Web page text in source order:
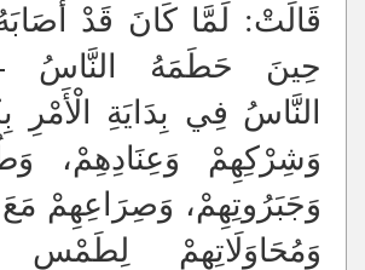
قَالَتْ: لَمَّا كَانَ قَدْ
حِينَ حَطَمَهُ النَّاسُ
النَّاسُ فِي بِدَايَةِ الْأَمْرِ
وَشِرْكِهِمْ وَعِنَادِهِمْ،
وَجَبَرُوتِهِمْ، وَصِرَاعِهِمْ
وَمُحَاوَلَاتِهِمْ لِطَمْسِ